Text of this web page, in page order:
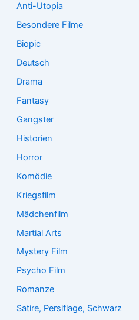
Anti-Utopia
Besondere Filme
Biopic
Deutsch
Drama
Fantasy
Gangster
Historien
Horror
Komödie
Kriegsfilm
Mädchenfilm
Martial Arts
Mystery Film
Psycho Film
Romanze
Satire, Persiflage, Schwarz